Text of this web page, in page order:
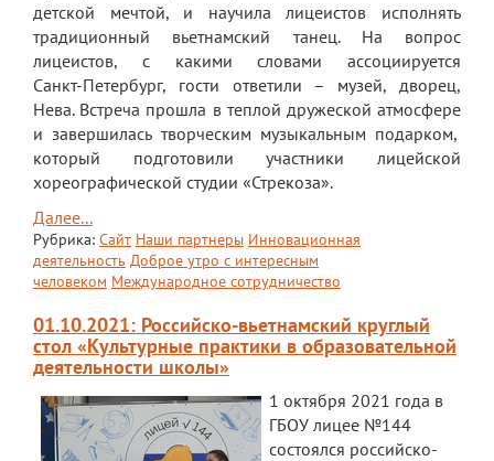
детской мечтой, и научила лицеистов исполнять
традиционный вьетнамский танец. На вопрос
лицеистов, с какими словами ассоциируется
Санкт‑Петербург, гости ответили – музей, дворец,
Нева. Встреча прошла в теплой дружеской атмосфере
и завершилась творческим музыкальным подарком,
который подготовили участники лицейской
хореографической студии «Стрекоза».
Далее...
Рубрика: Сайт Наши партнеры Инновационная
деятельность Доброе утро с интересным
человеком Международное сотрудничество
01.10.2021: Российско-вьетнамский круглый
стол «Культурные практики в образовательной
деятельности школы»
1 октября 2021 года в
ГБОУ лицее №144
состоялся российско-